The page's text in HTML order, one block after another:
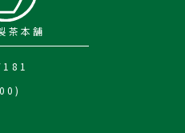
茶本舗